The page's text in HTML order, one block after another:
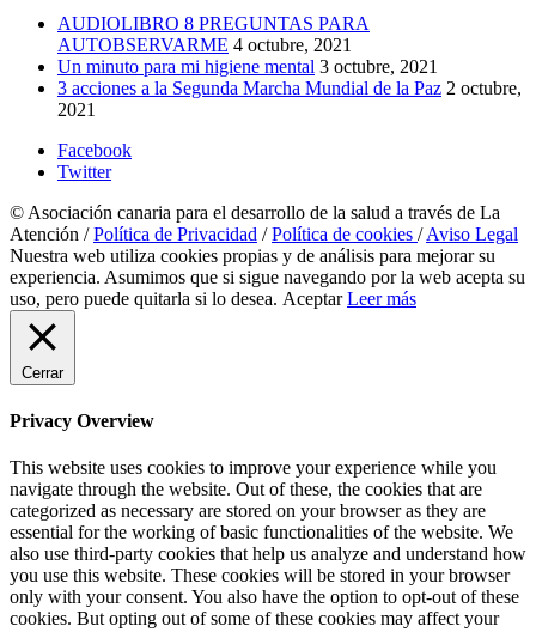
AUDIOLIBRO 8 PREGUNTAS PARA
AUTOBSERVARME 4 octubre, 2021
Un minuto para mi higiene mental 3 octubre, 2021
3 acciones a la Segunda Marcha Mundial de la Paz 2 octubre,
2021
Facebook
Twitter
© Asociación canaria para el desarrollo de la salud a través de La
Atención /Política de Privacidad /Política de cookies /Aviso Legal
Nuestra web utiliza cookies propias y de análisis para mejorar su
experiencia. Asumimos que si sigue navegando por la web acepta su
uso, pero puede quitarla si lo desea. Aceptar Leer más
Cerrar
Privacy Overview
This website uses cookies to improve your experience while you
navigate through the website. Out of these, the cookies that are
categorized as necessary are stored on your browser as they are
essential for the working of basic functionalities of the website. We
also use third-party cookies that help us analyze and understand how
you use this website. These cookies will be stored in your browser
only with your consent. You also have the option to opt-out of these
cookies. But opting out of some of these cookies may affect your